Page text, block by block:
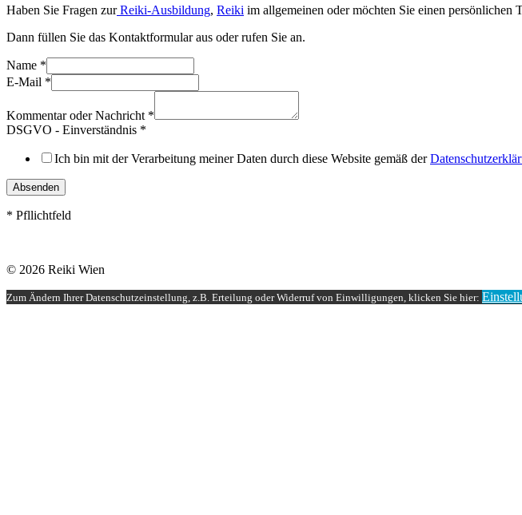
Haben Sie Fragen zurReiki-Ausbildung, Reiki im allgemeinen oder möchten Sie einen persönlichen
Dann füllen Sie das Kontaktformular aus oder rufen Sie an.
Name *
E-Mail *
Kommentar oder Nachricht *
DSGVO - Einverständnis *
Ich bin mit der Verarbeitung meiner Daten durch diese Website gemäß der
Absenden
* Pfllichtfeld
© 2026 Reiki Wien
Zum Ändern Ihrer Datenschutzeinstellung, z.B. Erteilung oder Widerruf von Einwilligungen, klicken Sie hier: